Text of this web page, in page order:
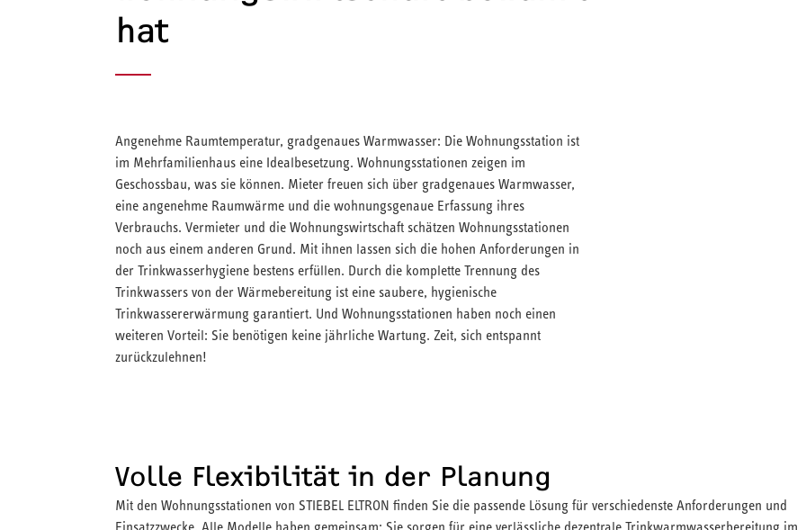
hat
Angenehme Raumtemperatur, gradgenaues Warmwasser: Die Wohnungsstation ist
im Mehrfamilienhaus eine Idealbesetzung. Wohnungsstationen zeigen im
Geschossbau, was sie können. Mieter freuen sich über gradgenaues Warmwasser,
eine angenehme Raumwärme und die wohnungsgenaue Erfassung ihres
Verbrauchs. Vermieter und die Wohnungswirtschaft schätzen Wohnungsstationen
noch aus einem anderen Grund. Mit ihnen lassen sich die hohen Anforderungen in
der Trinkwasserhygiene bestens erfüllen. Durch die komplette Trennung des
Trinkwassers von der Wärmebereitung ist eine saubere, hygienische
Trinkwassererwärmung garantiert. Und Wohnungsstationen haben noch einen
weiteren Vorteil: Sie benötigen keine jährliche Wartung. Zeit, sich entspannt
zurückzulehnen!
Volle Flexibilität in der Planung
Mit den Wohnungsstationen von STIEBEL ELTRON finden Sie die passende Lösung für verschiedenste Anforderungen und
Einsatzzwecke. Alle Modelle haben gemeinsam: Sie sorgen für eine verlässliche dezentrale Trinkwarmwasserbereitung im